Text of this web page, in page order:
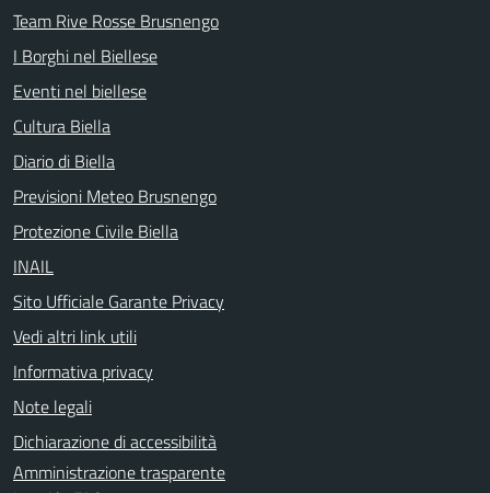
Team Rive Rosse Brusnengo
I Borghi nel Biellese
Eventi nel biellese
Cultura Biella
Diario di Biella
Previsioni Meteo Brusnengo
Protezione Civile Biella
INAIL
Sito Ufficiale Garante Privacy
Vedi altri link utili
Informativa privacy
Note legali
Dichiarazione di accessibilità
Amministrazione trasparente